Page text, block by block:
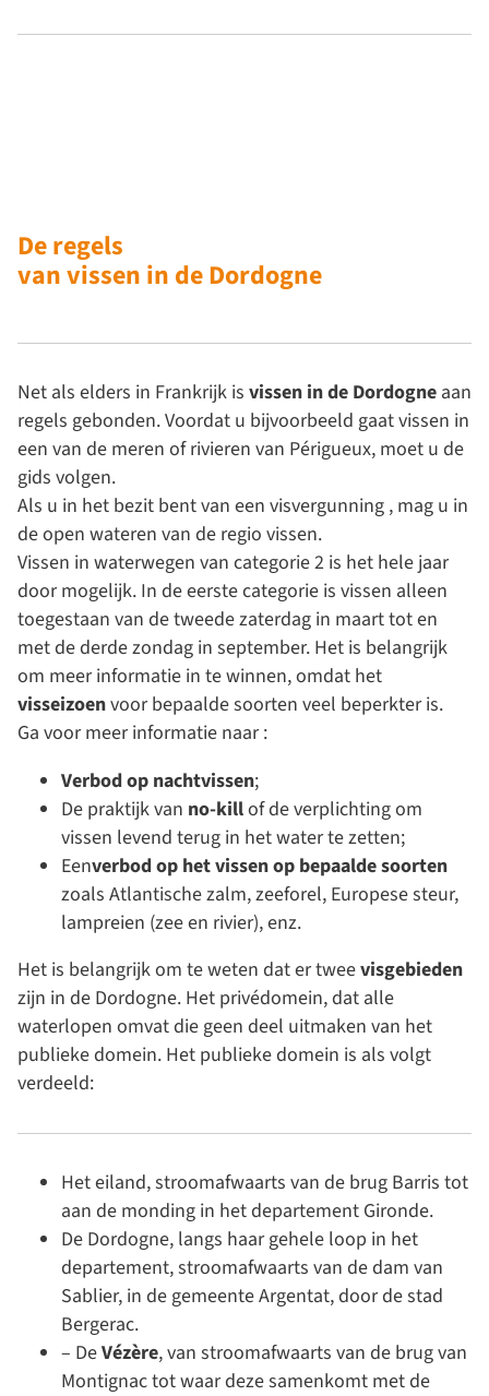
De regels
van vissen in de Dordogne
Net als elders in Frankrijk is vissen in de Dordogne aan
regels gebonden. Voordat u bijvoorbeeld gaat vissen in
een van de meren of rivieren van Périgueux, moet u de
gids volgen.
Als u in het bezit bent van een visvergunning , mag u in
de open wateren van de regio vissen.
Vissen in waterwegen van categorie 2 is het hele jaar
door mogelijk. In de eerste categorie is vissen alleen
toegestaan van de tweede zaterdag in maart tot en
met de derde zondag in september. Het is belangrijk
om meer informatie in te winnen, omdat het
visseizoenvoor bepaalde soorten veel beperkter is.
Ga voor meer informatie naar :
Verbod op nachtvissen;
De praktijk van no-killof de verplichting om
vissen levend terug in het water te zetten;
Eenverbod op het vissen op bepaalde soorten
zoals Atlantische zalm, zeeforel, Europese steur,
lampreien (zee en rivier), enz.
Het is belangrijk om te weten dat er tweevisgebieden
zijn in de Dordogne. Het privédomein, dat alle
waterlopen omvat die geen deel uitmaken van het
publieke domein. Het publieke domein is als volgt
verdeeld:
Het eiland, stroomafwaarts van de brug Barris tot
aan de monding in het departement Gironde.
De Dordogne, langs haar gehele loop in het
departement, stroomafwaarts van de dam van
Sablier, in de gemeente Argentat, door de stad
Bergerac.
– DeVézère, van stroomafwaarts van de brug van
Montignac tot waar deze samenkomt met de